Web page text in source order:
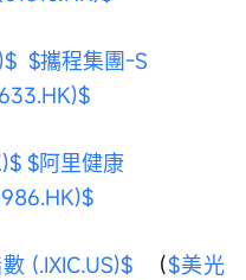
$攜程集團-S
$阿里健康
(.IXIC.US)$
  （
$美光